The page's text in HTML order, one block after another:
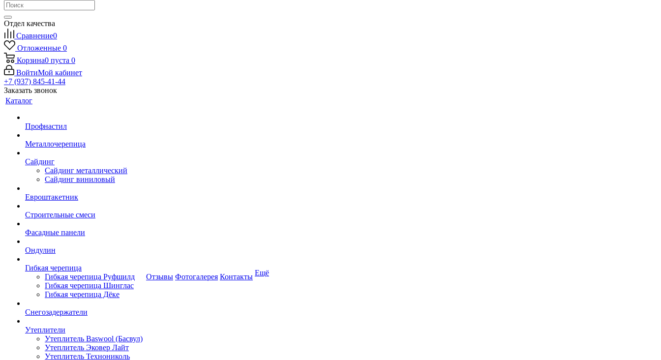
Отдел качества
Сравнение0
Отложенные 0
Корзина0 пуста 0
ВойтиМой кабинет
+7 (937) 845-41-44
Заказать звонок
Каталог
Профнастил
Металлочерепица
Сайдинг
Сайдинг металлический
Сайдинг виниловый
Евроштакетник
Строительные смеси
Фасадные панели
Ондулин
Гибкая черепица
Гибкая черепица Руфшилд
Гибкая черепица Шинглас
Гибкая черепица Дёке
Снегозадержатели
Утеплители
Утеплитель Baswool (Басвул)
Утеплитель Эковер Лайт
Утеплитель Технониколь
Отзывы Фотогалерея Контакты Ещё